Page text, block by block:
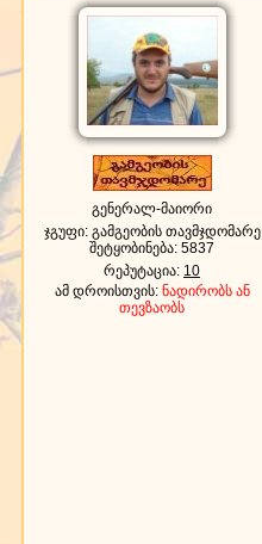
გენერალ-მაიორი
ჯგუფი: გამგეობის თავმჯდომარე
შეტყობინება: 5837
რეპუტაცია: 10
ამ დროისთვის: ნადირობს ან
თევზაობს